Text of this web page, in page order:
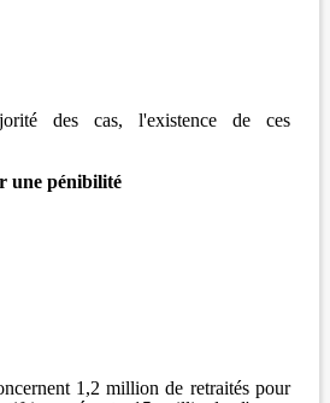
des cas, l'existence de ces
une pénibilité
1,2 million de retraités pour